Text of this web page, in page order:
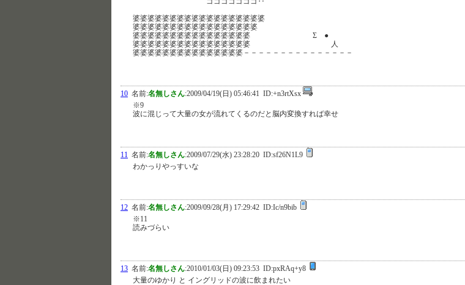
婆婆婆婆婆婆婆婆婆婆婆婆婆婆婆婆婆婆
婆婆婆婆婆婆婆婆婆婆婆婆婆婆婆婆婆
婆婆婆婆婆婆婆婆婆婆婆婆婆婆婆婆 Σ ●
婆婆婆婆婆婆婆婆婆婆婆婆婆婆婆婆 人
婆婆婆婆婆婆婆婆婆婆婆婆婆婆婆－－－－－－－－－－－－－－－
10 名前:名無しさん:2009/04/19(日) 05:46:41 ID:+n3rtXsx
※9
波に混じって大量の女が流れてくるのだと脳内変換すれば幸せ
11 名前:名無しさん:2009/07/29(水) 23:28:20 ID:sf26N1L9
わかっりやっすいな
12 名前:名無しさん:2009/09/28(月) 17:29:42 ID:Ic/n9bib
※11
読みづらい
13 名前:名無しさん:2010/01/03(日) 09:23:53 ID:pxRAq+y8
大量のゆかり と イングリッドの波に飲まれたい